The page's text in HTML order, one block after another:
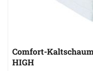
Comfort-
HIGH